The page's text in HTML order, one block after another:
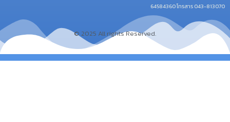
64584360 โทรสาร 043-813070
© 2025 All rights Reserved.